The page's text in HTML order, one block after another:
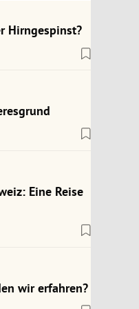
Hirngespinst?
Eine Reise
wir erfahren?